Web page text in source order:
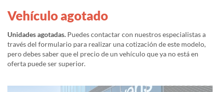
Vehículo agotado
Unidades agotadas. Puedes contactar con nuestros especialistas a
través del formulario para realizar una cotización de este modelo,
pero debes saber que el precio de un vehículo que ya no está en
oferta puede ser superior.